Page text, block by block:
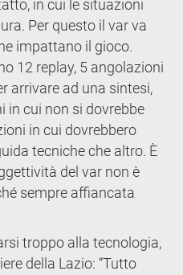
in cui le situazioni
Per questo il var va
impattano il gioco.
12 replay, 5 angolazioni
arrivare ad una sintesi,
in cui non si dovrebbe
in cui dovrebbero
tecniche che altro. È
del var non è
sempre affiancata
troppo alla tecnologia,
della Lazio: “Tutto